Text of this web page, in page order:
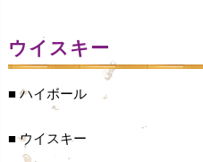
ウイスキー
■ ハイボール
■ ウイスキー